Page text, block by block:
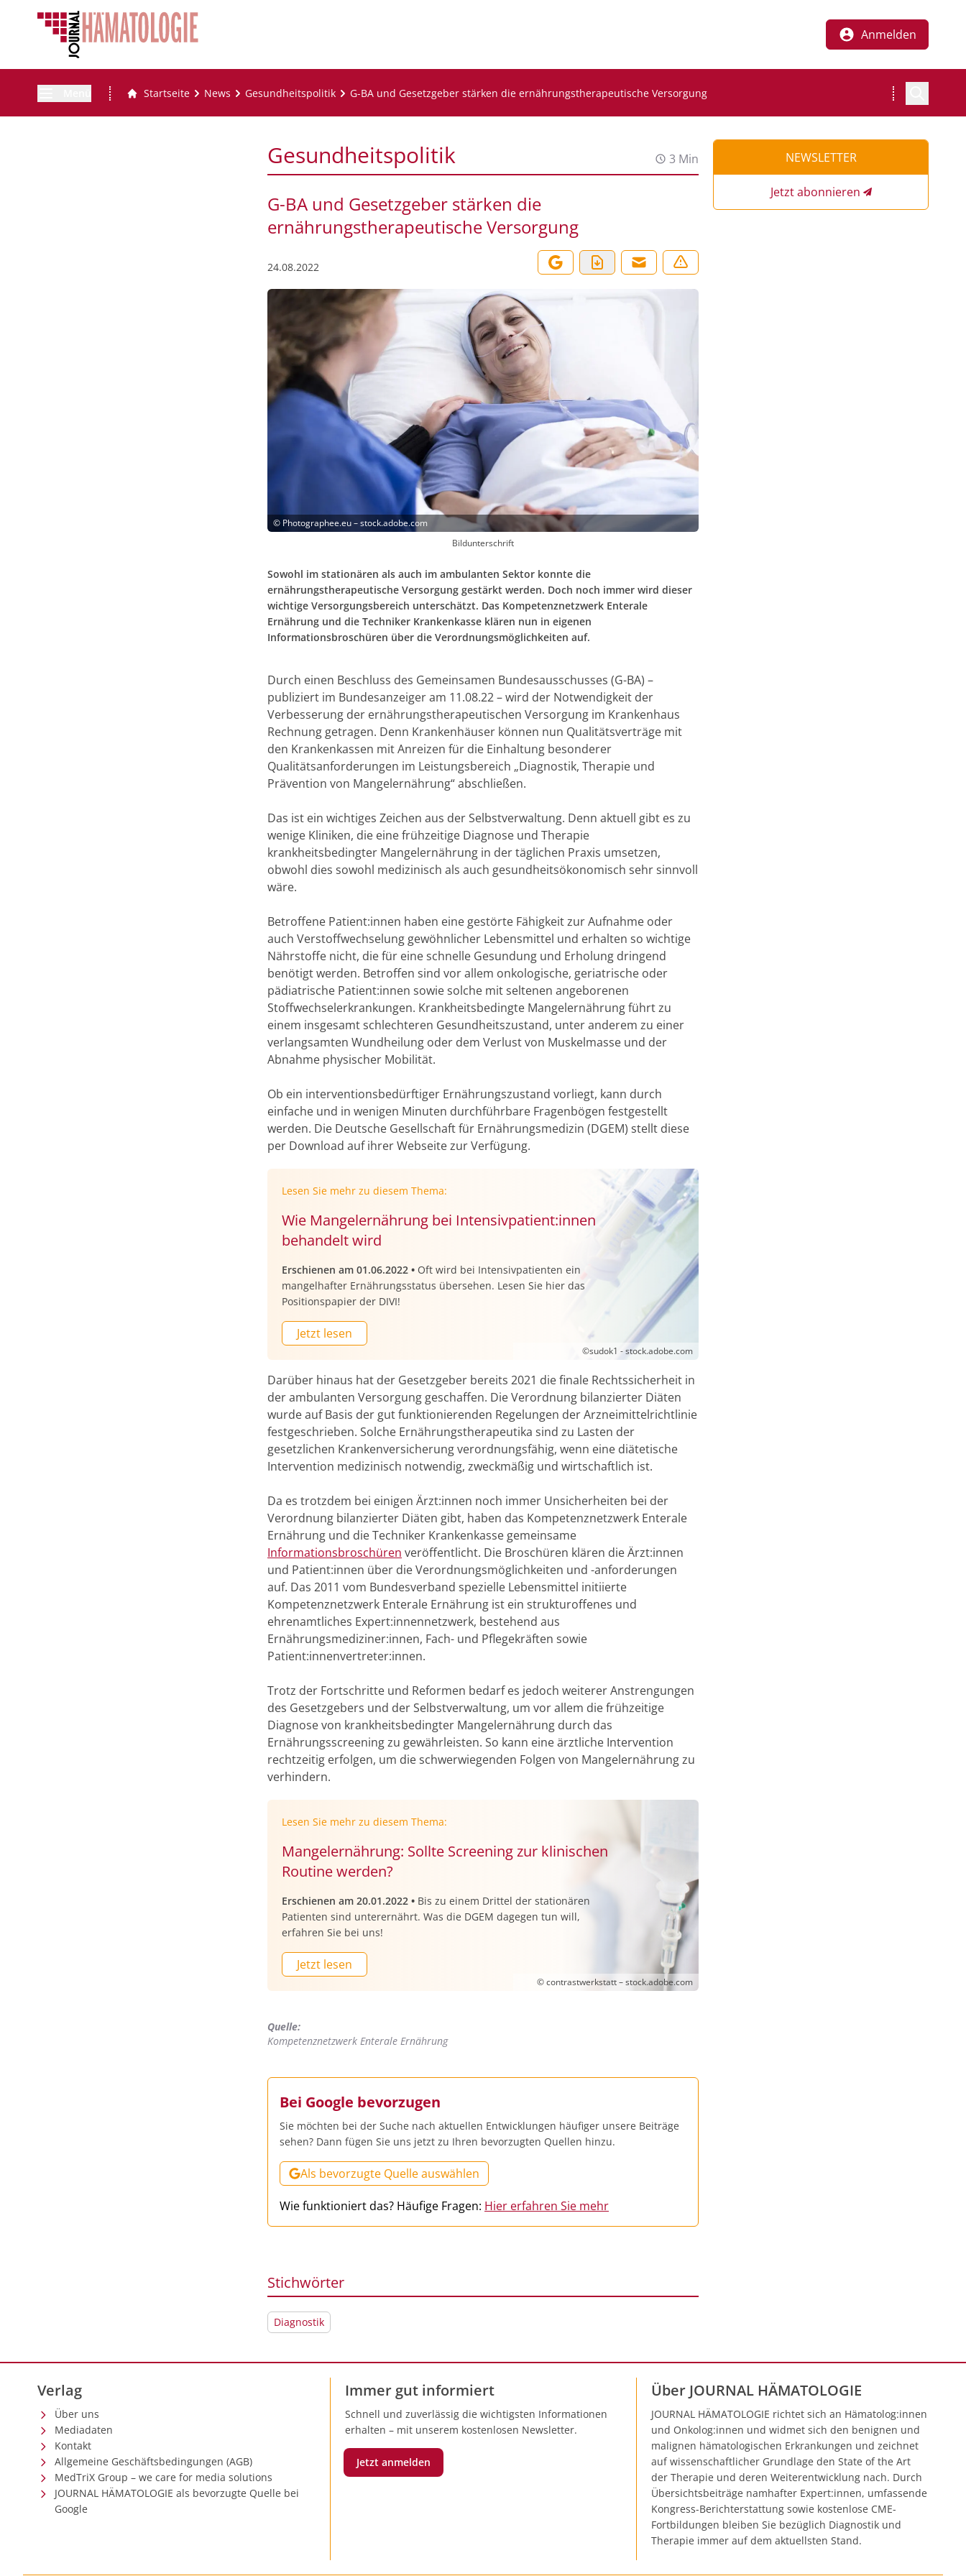
Anmelden
Startseite News Gesundheitspolitik G-BA und Gesetzgeber stärken die ernährungstherapeutische Versorgung
Gesundheitspolitik 3 Min
G-BA und Gesetzgeber stärken die
ernährungstherapeutische Versorgung
24.08.2022
© Photographee.eu – stock.adobe.com
Bildunterschrift
Sowohl im stationären als auch im ambulanten Sektor konnte die
ernährungstherapeutische Versorgung gestärkt werden. Doch noch immer wird dieser
wichtige Versorgungsbereich unterschätzt. Das Kompetenznetzwerk Enterale
Ernährung und die Techniker Krankenkasse klären nun in eigenen
Informationsbroschüren über die Verordnungsmöglichkeiten auf.
Durch einen Beschluss des Gemeinsamen Bundesausschusses (G-BA) –
publiziert im Bundesanzeiger am 11.08.22 – wird der Notwendigkeit der
Verbesserung der ernährungstherapeutischen Versorgung im Krankenhaus
Rechnung getragen. Denn Krankenhäuser können nun Qualitätsverträge mit
den Krankenkassen mit Anreizen für die Einhaltung besonderer
Qualitätsanforderungen im Leistungsbereich „Diagnostik, Therapie und
Prävention von Mangelernährung“ abschließen.
Das ist ein wichtiges Zeichen aus der Selbstverwaltung. Denn aktuell gibt es zu
wenige Kliniken, die eine frühzeitige Diagnose und Therapie
krankheitsbedingter Mangelernährung in der täglichen Praxis umsetzen,
obwohl dies sowohl medizinisch als auch gesundheitsökonomisch sehr sinnvoll
wäre.
Betroffene Patient:innen haben eine gestörte Fähigkeit zur Aufnahme oder
auch Verstoffwechselung gewöhnlicher Lebensmittel und erhalten so wichtige
Nährstoffe nicht, die für eine schnelle Gesundung und Erholung dringend
benötigt werden. Betroffen sind vor allem onkologische, geriatrische oder
pädiatrische Patient:innen sowie solche mit seltenen angeborenen
Stoffwechselerkrankungen. Krankheitsbedingte Mangelernährung führt zu
einem insgesamt schlechteren Gesundheitszustand, unter anderem zu einer
verlangsamten Wundheilung oder dem Verlust von Muskelmasse und der
Abnahme physischer Mobilität.
Ob ein interventionsbedürftiger Ernährungszustand vorliegt, kann durch
einfache und in wenigen Minuten durchführbare Fragenbögen festgestellt
werden. Die Deutsche Gesellschaft für Ernährungsmedizin (DGEM) stellt diese
per Download auf ihrer Webseite zur Verfügung.
Lesen Sie mehr zu diesem Thema:
Wie Mangelernährung bei Intensivpatient:innen
behandelt wird
Erschienen am 01.06.2022 • Oft wird bei Intensivpatienten ein
mangelhafter Ernährungsstatus übersehen. Lesen Sie hier das
Positionspapier der DIVI!
Jetzt lesen
©sudok1 - stock.adobe.com
Darüber hinaus hat der Gesetzgeber bereits 2021 die finale Rechtssicherheit in
der ambulanten Versorgung geschaffen. Die Verordnung bilanzierter Diäten
wurde auf Basis der gut funktionierenden Regelungen der Arzneimittelrichtlinie
festgeschrieben. Solche Ernährungstherapeutika sind zu Lasten der
gesetzlichen Krankenversicherung verordnungsfähig, wenn eine diätetische
Intervention medizinisch notwendig, zweckmäßig und wirtschaftlich ist.
Da es trotzdem bei einigen Ärzt:innen noch immer Unsicherheiten bei der
Verordnung bilanzierter Diäten gibt, haben das Kompetenznetzwerk Enterale
Ernährung und die Techniker Krankenkasse gemeinsame
Informationsbroschüren veröffentlicht. Die Broschüren klären die Ärzt:innen
und Patient:innen über die Verordnungsmöglichkeiten und -anforderungen
auf. Das 2011 vom Bundesverband spezielle Lebensmittel initiierte
Kompetenznetzwerk Enterale Ernährung ist ein strukturoffenes und
ehrenamtliches Expert:innennetzwerk, bestehend aus
Ernährungsmediziner:innen, Fach- und Pflegekräften sowie
Patient:innenvertreter:innen.
Trotz der Fortschritte und Reformen bedarf es jedoch weiterer Anstrengungen
des Gesetzgebers und der Selbstverwaltung, um vor allem die frühzeitige
Diagnose von krankheitsbedingter Mangelernährung durch das
Ernährungsscreening zu gewährleisten. So kann eine ärztliche Intervention
rechtzeitig erfolgen, um die schwerwiegenden Folgen von Mangelernährung zu
verhindern.
Lesen Sie mehr zu diesem Thema:
Mangelernährung: Sollte Screening zur klinischen
Routine werden?
Erschienen am 20.01.2022 • Bis zu einem Drittel der stationären
Patienten sind unterernährt. Was die DGEM dagegen tun will,
erfahren Sie bei uns!
Jetzt lesen
© contrastwerkstatt – stock.adobe.com
Quelle:
Kompetenznetzwerk Enterale Ernährung
Bei Google bevorzugen
Sie möchten bei der Suche nach aktuellen Entwicklungen häufiger unsere Beiträge
sehen? Dann fügen Sie uns jetzt zu Ihren bevorzugten Quellen hinzu.
Als bevorzugte Quelle auswählen
Wie funktioniert das? Häufige Fragen: Hier erfahren Sie mehr
Stichwörter
Diagnostik
NEWSLETTER
Jetzt abonnieren
Verlag
Über uns
Mediadaten
Kontakt
Allgemeine Geschäftsbedingungen (AGB)
MedTriX Group – we care for media solutions
JOURNAL HÄMATOLOGIE als bevorzugte Quelle bei
Google
Immer gut informiert
Schnell und zuverlässig die wichtigsten Informationen
erhalten – mit unserem kostenlosen Newsletter.
Jetzt anmelden
Über JOURNAL HÄMATOLOGIE
JOURNAL HÄMATOLOGIE richtet sich an Hämatolog:innen
und Onkolog:innen und widmet sich den benignen und
malignen hämatologischen Erkrankungen und zeichnet
auf wissenschaftlicher Grundlage den State of the Art
der Therapie und deren Weiterentwicklung nach. Durch
Übersichtsbeiträge namhafter Expert:innen, umfassende
Kongress-Berichterstattung sowie kostenlose CME-
Fortbildungen bleiben Sie bezüglich Diagnostik und
Therapie immer auf dem aktuellsten Stand.